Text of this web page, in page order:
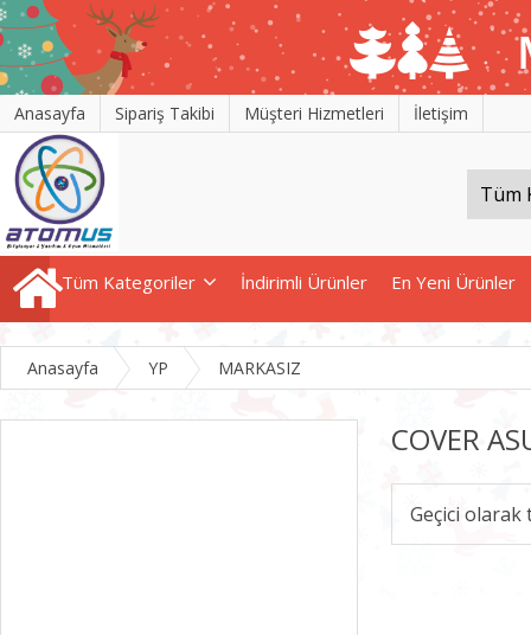
Anasayfa Sipariş Takibi Müşteri Hizmetleri İletişim
Tüm Kategoriler İndirimli Ürünler En Yeni Ürünler
Anasayfa YP MARKASIZ
COVER
Geçici